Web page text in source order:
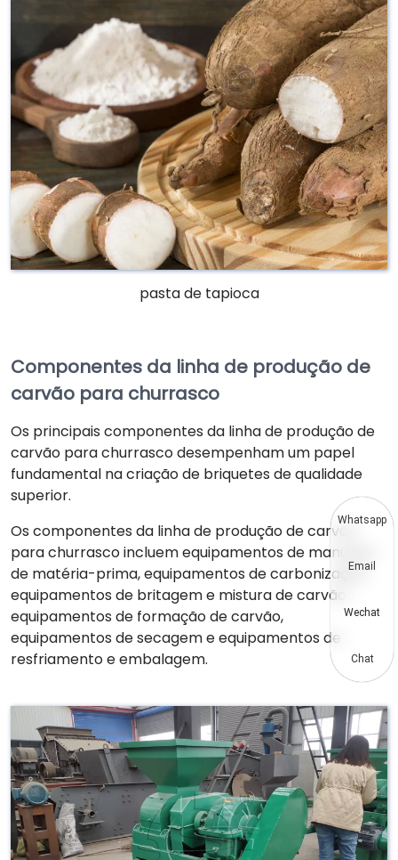
pasta de tapioca
Componentes da linha de produção de
carvão para churrasco
Os principais componentes da linha de produção de
carvão para churrasco desempenham um papel
fundamental na criação de briquetes de qualidade
superior.
Os componentes da linha de produção de carvão
para churrasco incluem equipamentos de manuseio
de matéria-prima, equipamentos de carbonização,
equipamentos de britagem e mistura de carvão,
equipamentos de formação de carvão,
equipamentos de secagem e equipamentos de
resfriamento e embalagem.
Whatsapp
Email
Wechat
Chat